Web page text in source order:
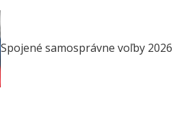
Spojené samosprávne voľby 2026